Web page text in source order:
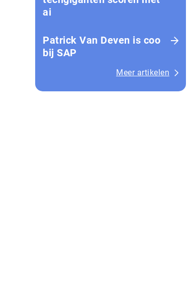
ai
Patrick Van Deven is coo
bij SAP
Meer artikelen